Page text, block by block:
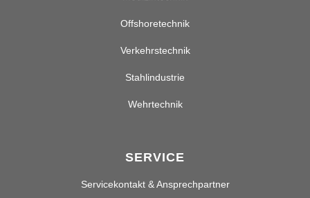
Offshoretechnik
Verkehrstechnik
Stahlindustrie
Wehrtechnik
SERVICE
Servicekontakt & Ansprechpartner